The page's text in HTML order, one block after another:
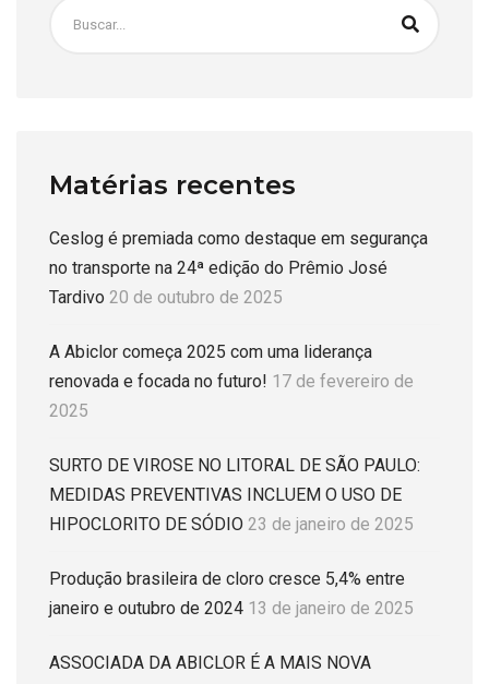
Matérias recentes
Ceslog é premiada como destaque em segurança
no transporte na 24ª edição do Prêmio José
Tardivo 20 de outubro de 2025
A Abiclor começa 2025 com uma liderança
renovada e focada no futuro! 17 de fevereiro de
2025
SURTO DE VIROSE NO LITORAL DE SÃO PAULO:
MEDIDAS PREVENTIVAS INCLUEM O USO DE
HIPOCLORITO DE SÓDIO 23 de janeiro de 2025
Produção brasileira de cloro cresce 5,4% entre
janeiro e outubro de 2024 13 de janeiro de 2025
ASSOCIADA DA ABICLOR É A MAIS NOVA